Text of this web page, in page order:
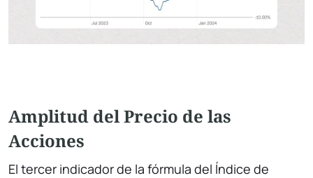
Amplitud del Precio de las
Acciones
El tercer indicador de la fórmula del Índice de